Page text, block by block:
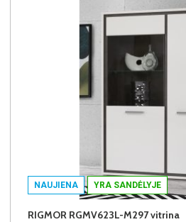
NAUJIENA YRA SANDĖLYJE
RIGMOR RGMV623L-M297 vitrina